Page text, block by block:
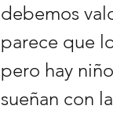
debemos
parece que
pero hay
sueñan con